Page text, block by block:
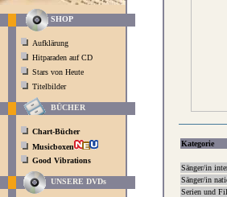
SHOP
Aufklärung
Hitparaden auf CD
Stars von Heute
Titelbilder
BÜCHER
Chart-Bücher
Musicboxen
Good Vibrations
UNSERE DVDs
Kategorie
Sänger/in
Sänger/in
Serien und